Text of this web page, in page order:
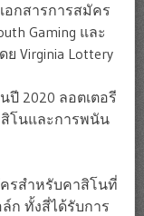
อกสารการสมัคร
Gaming และ
Virginia Lottery
2020 ลอตเตอรี
โนและการพนัน
ครสำหรับคาสิโนที่
ก ทั้งสี่ได้รับการ